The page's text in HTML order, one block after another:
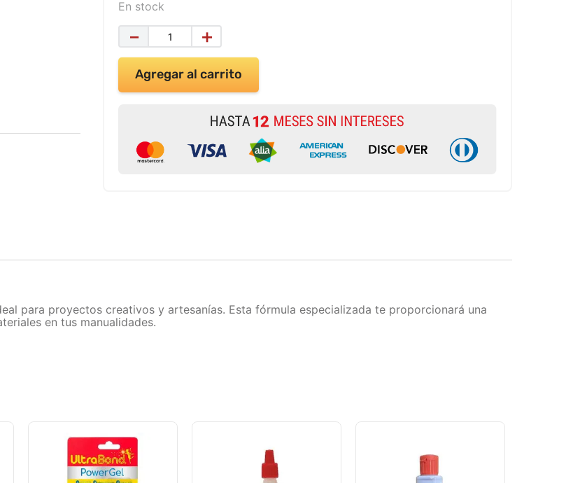
En stock
＋
－
Agregar al carrito
para proyectos creativos y artesanías. Esta fórmula especializada te proporcionará una
en tus manualidades.